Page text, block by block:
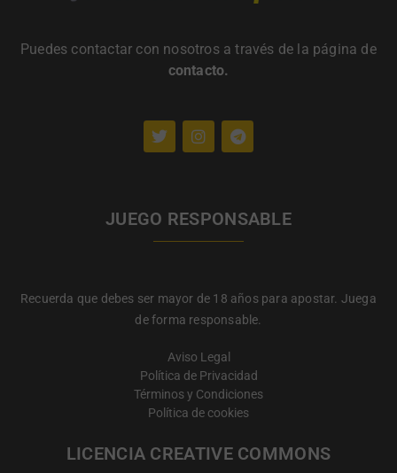
Puedes contactar con nosotros a través de la página de
contacto.
JUEGO RESPONSABLE
Recuerda que debes ser mayor de 18 años para apostar. Juega
de forma responsable.
Aviso Legal
Política de Privacidad
Términos y Condiciones
Política de cookies
LICENCIA CREATIVE COMMONS